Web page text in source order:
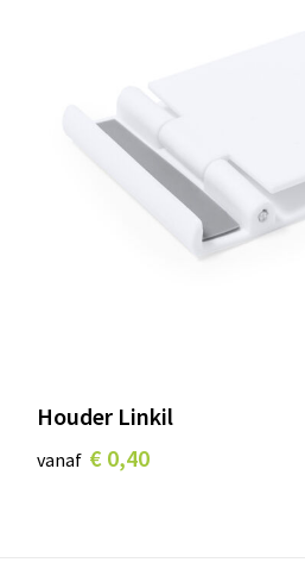
Houder Linkil
vanaf € 0,40